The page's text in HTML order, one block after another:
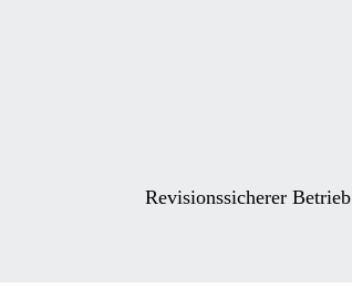
Revisionssicherer Betrieb